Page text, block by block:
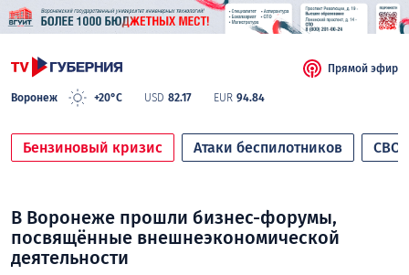
Воронеж +20°C USD 82.17 EUR 94.84
Прямой эфир
Бензиновый кризис Атаки беспилотников СВО
В Воронеже прошли бизнес-форумы,
посвящённые внешнеэкономической
деятельности